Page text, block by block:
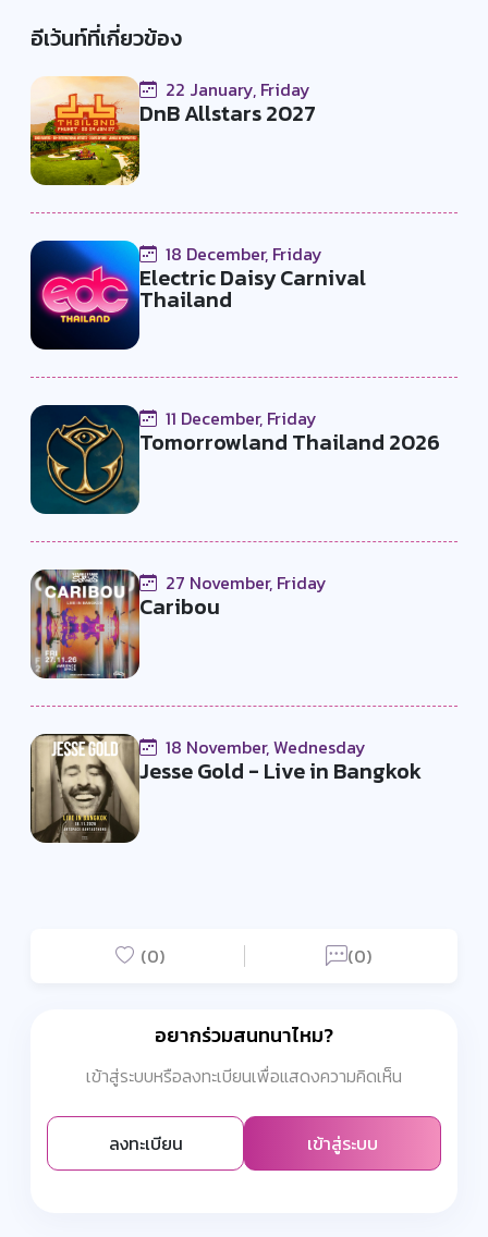
อีเว้นท์ที่เกี่ยวข้อง
22 January, Friday
DnB Allstars 2027
18 December, Friday
Electric Daisy Carnival
Thailand
11 December, Friday
Tomorrowland Thailand 2026
27 November, Friday
Caribou
18 November, Wednesday
Jesse Gold - Live in Bangkok
(0) (0)
อยากร่วมสนทนาไหม?
เข้าสู่ระบบหรือลงทะเบียนเพื่อแสดงความคิดเห็น
ลงทะเบียน เข้าสู่ระบบ